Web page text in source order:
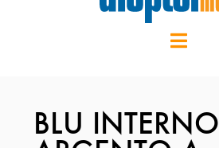
BLU INTERNO